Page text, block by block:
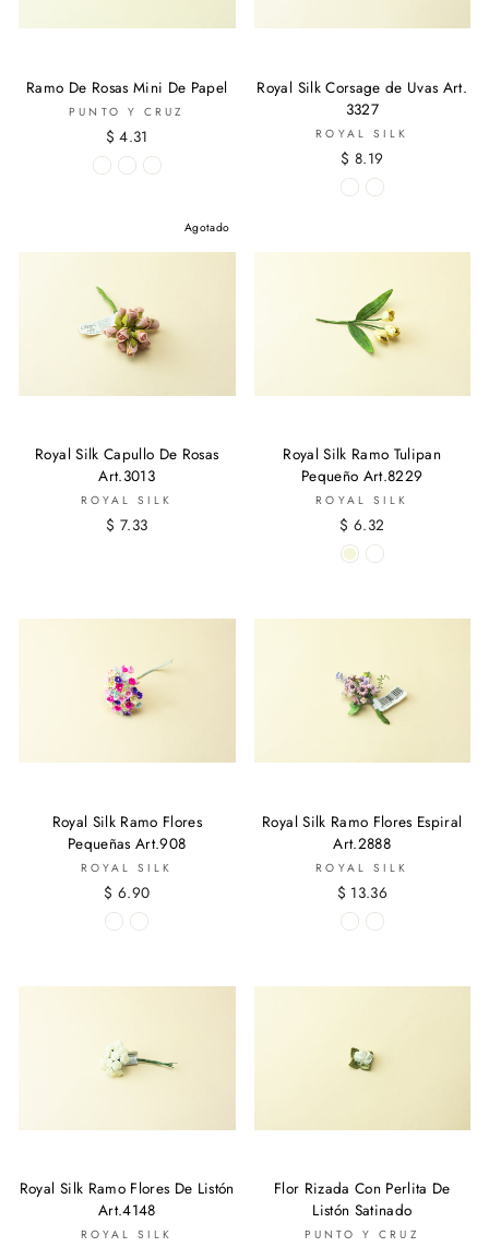
Ramo De Rosas Mini De Papel
PUNTO Y CRUZ
$ 4.31
Royal Silk Corsage de Uvas Art.
3327
ROYAL SILK
$ 8.19
Agotado
Royal Silk Capullo De Rosas
Art.3013
ROYAL SILK
$ 7.33
Royal Silk Ramo Tulipan
Pequeño Art.8229
ROYAL SILK
$ 6.32
Royal Silk Ramo Flores
Pequeñas Art.908
ROYAL SILK
$ 6.90
Royal Silk Ramo Flores Espiral
Art.2888
ROYAL SILK
$ 13.36
Royal Silk Ramo Flores De Listón
Art.4148
ROYAL SILK
Flor Rizada Con Perlita De
Listón Satinado
PUNTO Y CRUZ